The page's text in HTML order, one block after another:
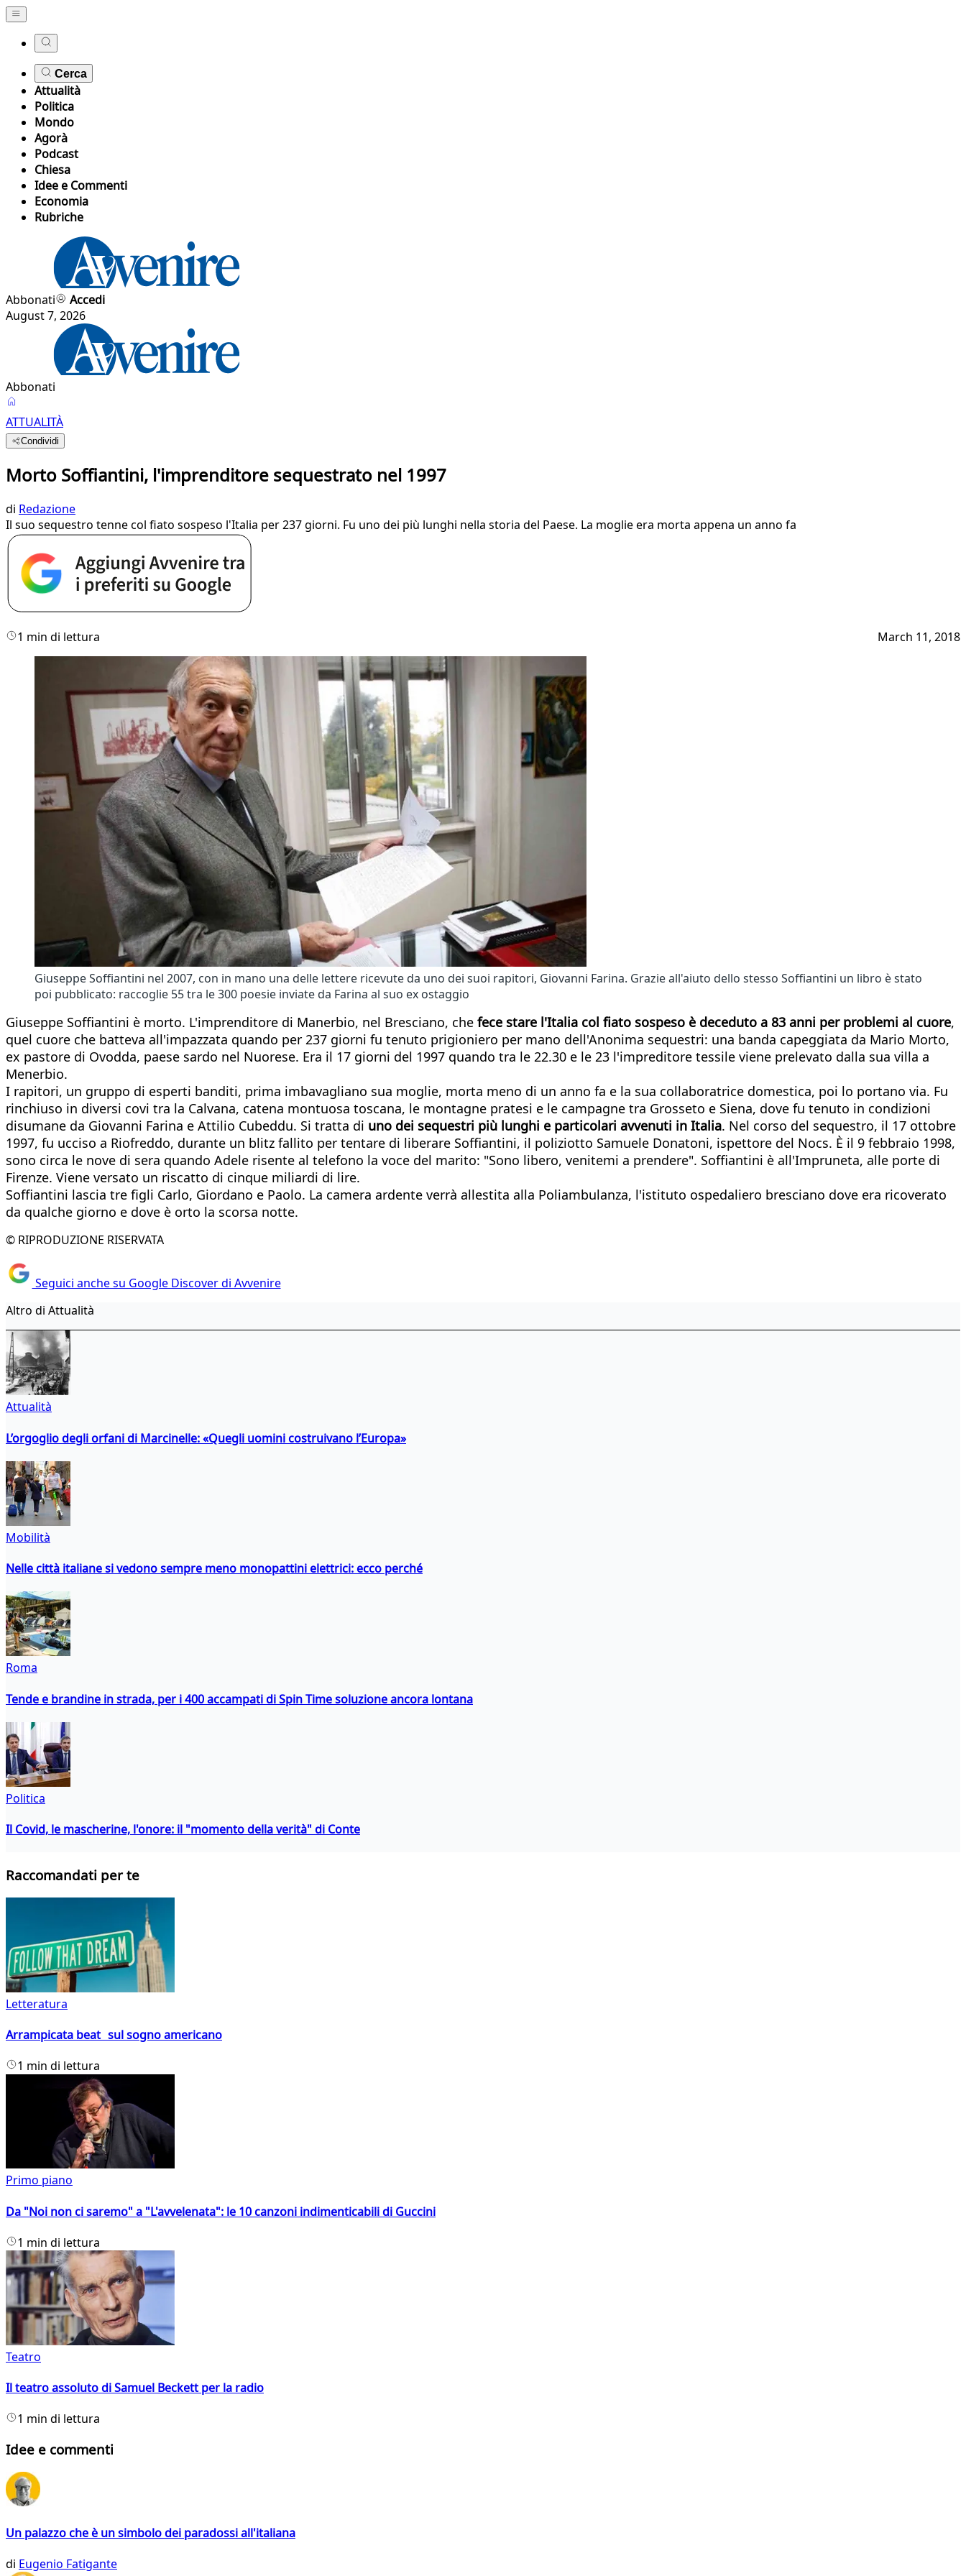
Cerca
Attualità
Politica
Mondo
Agorà
Podcast
Chiesa
Idee e Commenti
Economia
Rubriche
Abbonati
Accedi
August 7, 2026
Abbonati
ATTUALITÀ
Condividi
Morto Soffiantini, l'imprenditore sequestrato nel 1997
di Redazione
Il suo sequestro tenne col fiato sospeso l'Italia per 237 giorni. Fu uno dei più lunghi nella storia del Paese. La moglie era morta appena un anno fa
1 min di lettura March 11, 2018
Giuseppe Soffiantini nel 2007, con in mano una delle lettere ricevute da uno dei suoi rapitori, Giovanni Farina. Grazie all'aiuto dello stesso Soffiantini un libro è stato
poi pubblicato: raccoglie 55 tra le 300 poesie inviate da Farina al suo ex ostaggio
Giuseppe Soffiantini è morto. L'imprenditore di Manerbio, nel Bresciano, che fece stare l'Italia col fiato sospeso è deceduto a 83 anni per problemi al cuore,
quel cuore che batteva all'impazzata quando per 237 giorni fu tenuto prigioniero per mano dell'Anonima sequestri: una banda capeggiata da Mario Morto,
ex pastore di Ovodda, paese sardo nel Nuorese. Era il 17 giorni del 1997 quando tra le 22.30 e le 23 l'impreditore tessile viene prelevato dalla sua villa a
Menerbio.
I rapitori, un gruppo di esperti banditi, prima imbavagliano sua moglie, morta meno di un anno fa e la sua collaboratrice domestica, poi lo portano via. Fu
rinchiuso in diversi covi tra la Calvana, catena montuosa toscana, le montagne pratesi e le campagne tra Grosseto e Siena, dove fu tenuto in condizioni
disumane da Giovanni Farina e Attilio Cubeddu. Si tratta di uno dei sequestri più lunghi e particolari avvenuti in Italia. Nel corso del sequestro, il 17 ottobre
1997, fu ucciso a Riofreddo, durante un blitz fallito per tentare di liberare Soffiantini, il poliziotto Samuele Donatoni, ispettore del Nocs. È il 9 febbraio 1998,
sono circa le nove di sera quando Adele risente al telefono la voce del marito: "Sono libero, venitemi a prendere". Soffiantini è all'Impruneta, alle porte di
Firenze. Viene versato un riscatto di cinque miliardi di lire.
Soffiantini lascia tre figli Carlo, Giordano e Paolo. La camera ardente verrà allestita alla Poliambulanza, l'istituto ospedaliero bresciano dove era ricoverato
da qualche giorno e dove è orto la scorsa notte.
© RIPRODUZIONE RISERVATA
Seguici anche su Google Discover di Avvenire
Altro di Attualità
Attualità
L’orgoglio degli orfani di Marcinelle: «Quegli uomini costruivano l’Europa»
Mobilità
Nelle città italiane si vedono sempre meno monopattini elettrici: ecco perché
Roma
Tende e brandine in strada, per i 400 accampati di Spin Time soluzione ancora lontana
Politica
Il Covid, le mascherine, l'onore: il "momento della verità" di Conte
Raccomandati per te
Letteratura
Arrampicata beat sul sogno americano
1 min di lettura
Primo piano
Da "Noi non ci saremo" a "L'avvelenata": le 10 canzoni indimenticabili di Guccini
1 min di lettura
Teatro
Il teatro assoluto di Samuel Beckett per la radio
1 min di lettura
Idee e commenti
Un palazzo che è un simbolo dei paradossi all'italiana
di Eugenio Fatigante